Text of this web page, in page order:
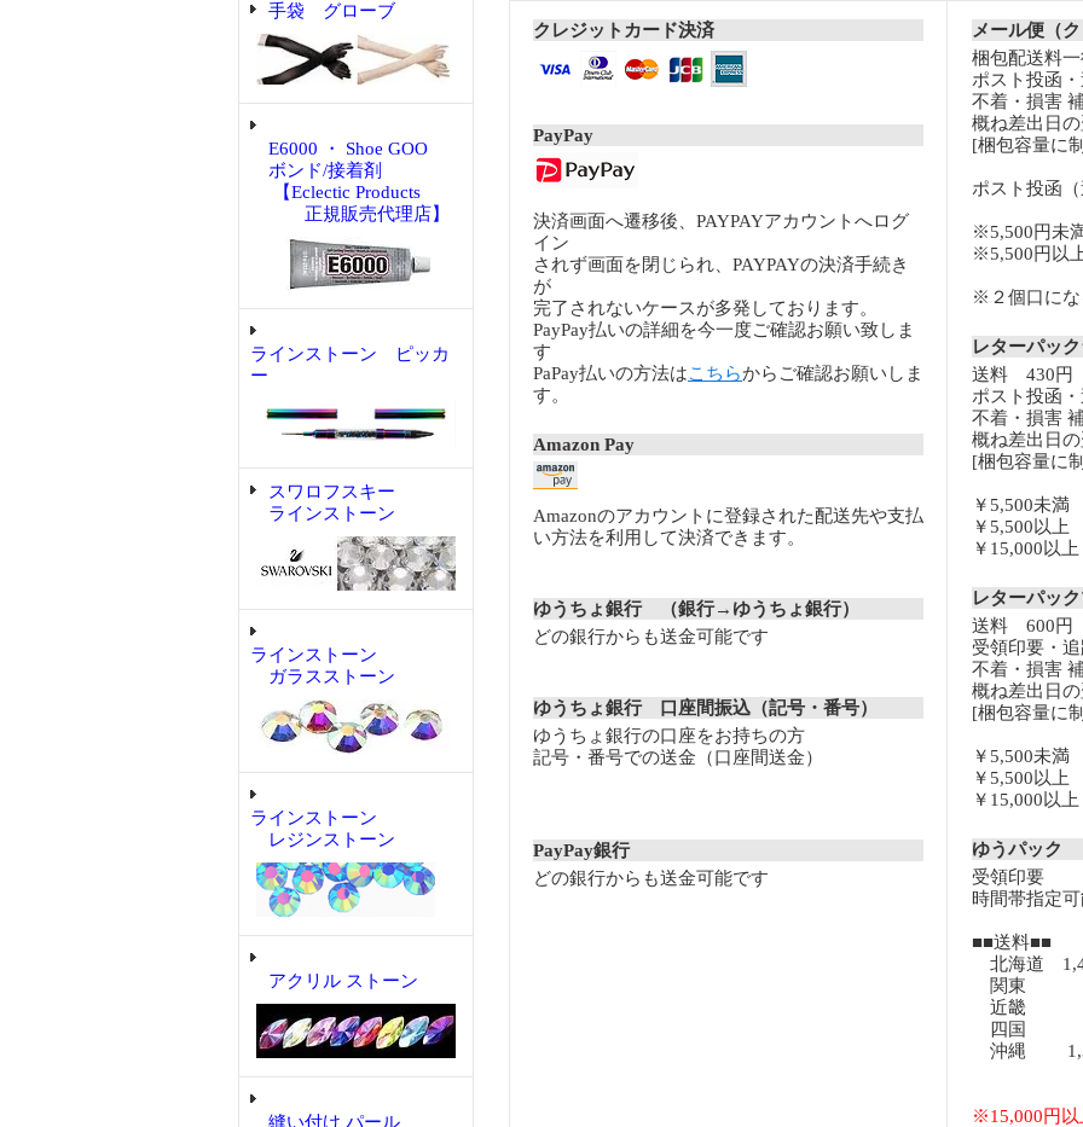
手袋 グローブ
E6000 ・ Shoe GOO
ボンド/接着剤
【Eclectic Products
正規販売代理店】
ラインストーン ピッカ
ー
スワロフスキー
ラインストーン
ラインストーン
ガラスストーン
ラインストーン
レジンストーン
アクリル ストーン
縫い付け パール
クレジットカード決済
PayPay
決済画面へ遷移後、PAYPAYアカウントへログ
イン
されず画面を閉じられ、PAYPAYの決済手続き
が
完了されないケースが多発しております。
PayPay払いの詳細を今一度ご確認お願い致しま
す
PaPay払いの方法はこちらからご確認お願いしま
す。
Amazon Pay
Amazonのアカウントに登録された配送先や支払
い方法を利用して決済できます。
ゆうちょ銀行 （銀行→ゆうちょ銀行）
どの銀行からも送金可能です
ゆうちょ銀行 口座間振込（記号・番号）
ゆうちょ銀行の口座をお持ちの方
記号・番号での送金（口座間送金）
PayPay銀行
どの銀行からも送金可能です
メール便（
梱包配送料
ポスト投函
不着・損害
概ね差出日
[梱包容量に
ポスト投函
※5,500円未
※5,500円以
※２個口にな
レターパッ
送料 430円
ポスト投函
不着・損害
概ね差出日
[梱包容量に
￥5,500未
￥5,500以
￥15,000以
レターパッ
送料 600円
受領印要・
不着・損害
概ね差出日
[梱包容量に
￥5,500未
￥5,500以
￥15,000以
ゆうパック
受領印要
時間帯指定
■■送料■■
北海道
関東
近畿
四国
沖縄
※15,000円以